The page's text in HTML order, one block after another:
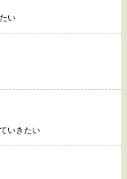
い
いきたい